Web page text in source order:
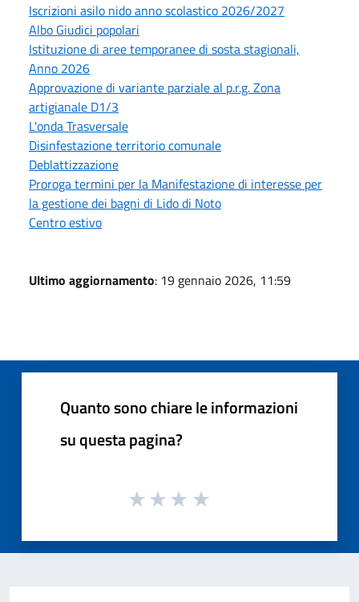
Iscrizioni asilo nido anno scolastico 2026/2027
Albo Giudici popolari
Istituzione di aree temporanee di sosta stagionali,
Anno 2026
Approvazione di variante parziale al p.r.g. Zona
artigianale D1/3
L'onda Trasversale
Disinfestazione territorio comunale
Deblattizzazione
Proroga termini per la Manifestazione di interesse per
la gestione dei bagni di Lido di Noto
Centro estivo
Ultimo aggiornamento: 19 gennaio 2026, 11:59
Quanto sono chiare le informazioni
su questa pagina?